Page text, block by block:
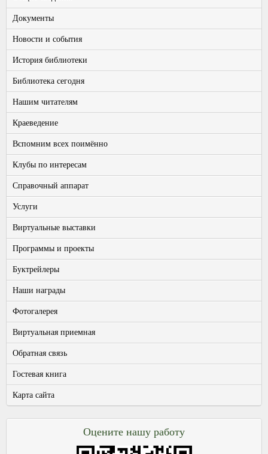
Документы
Новости и события
История библиотеки
Библиотека сегодня
Нашим читателям
Краеведение
Вспомним всех поимённо
Клубы по интересам
Справочный аппарат
Услуги
Виртуальные выставки
Программы и проекты
Буктрейлеры
Наши награды
Фотогалерея
Виртуальная приемная
Обратная связь
Гостевая книга
Карта сайта
Оцените нашу работу